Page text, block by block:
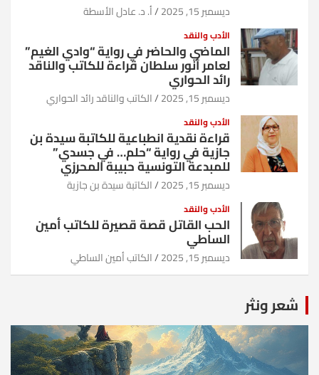
ديسمبر 15, 2025 أ. د. عادل الأسطة
الأدب والنقد
الماضي والحاضر في رواية “وادي الغيم”
لعامر أنور سلطان قراءة للكاتب والناقد
رائد الحواري
ديسمبر 15, 2025 الكاتب والناقد رائد الحواري
الأدب والنقد
قراءة نقدية انطباعية للكاتبة سيدة بن
جازية في رواية “حلم… في جسدي”
للمبدعة التونسية حبيبة المحرزي
ديسمبر 15, 2025 الكاتبة سيدة بن جازية
الأدب والنقد
الحب القاتل قصة قصيرة للكاتب أمين
الساطي
ديسمبر 15, 2025 الكاتب أمين الساطي
شعر ونثر